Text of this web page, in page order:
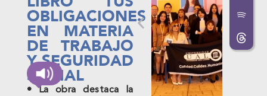
OBLIGACIONES
EN MATERIA
DE TRABAJO
Y SEGURIDAD
SOCIAL
• La obra destaca la